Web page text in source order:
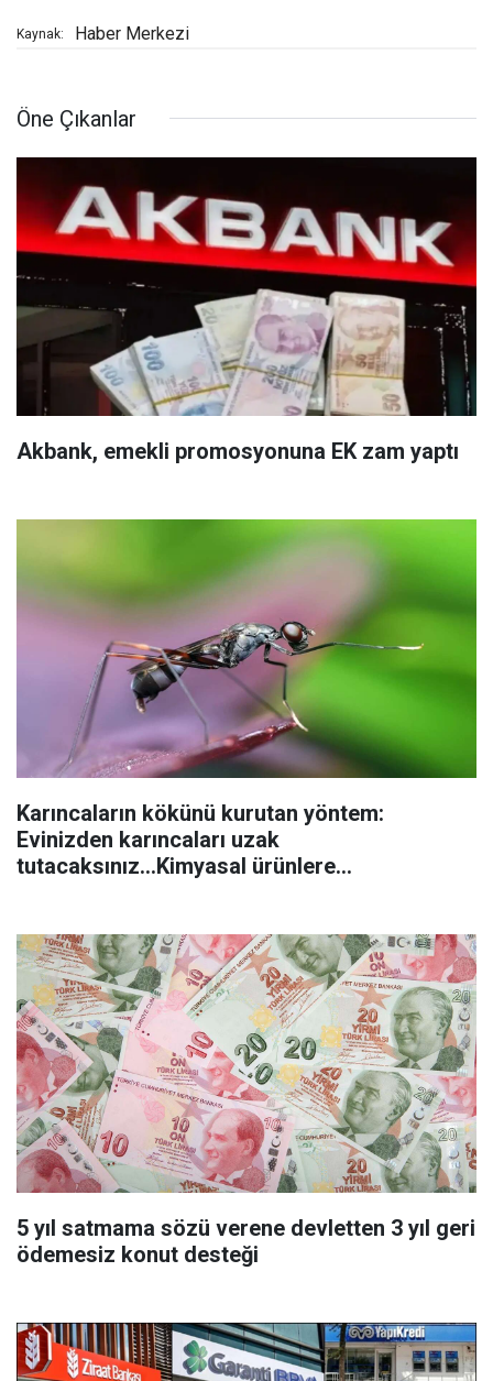
Kaynak: Haber Merkezi
Öne Çıkanlar
Akbank, emekli promosyonuna EK zam yaptı
Karıncaların kökünü kurutan yöntem:
Evinizden karıncaları uzak
tutacaksınız...Kimyasal ürünlere
5 yıl satmama sözü verene devletten 3 yıl geri
ödemesiz konut desteği